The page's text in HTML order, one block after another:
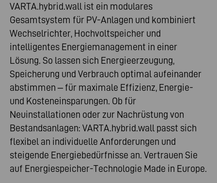
VARTA.hybrid.wall ist ein modulares
Gesamtsystem für PV-Anlagen und kombiniert
Wechselrichter, Hochvoltspeicher und
intelligentes Energiemanagement in einer
Lösung. So lassen sich Energieerzeugung,
Speicherung und Verbrauch optimal aufeinander
abstimmen – für maximale Effizienz, Energie-
und Kosteneinsparungen. Ob für
Neuinstallationen oder zur Nachrüstung von
Bestandsanlagen: VARTA.hybrid.wall passt sich
flexibel an individuelle Anforderungen und
steigende Energiebedürfnisse an. Vertrauen Sie
auf Energiespeicher-Technologie Made in Europe.